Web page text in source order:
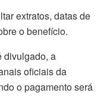
extratos, datas de
o benefício.
divulgado, a
oficiais da
o pagamento será